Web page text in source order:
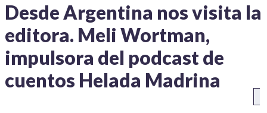
Desde Argentina nos visita la
editora. Meli Wortman,
impulsora del podcast de
cuentos Helada Madrina